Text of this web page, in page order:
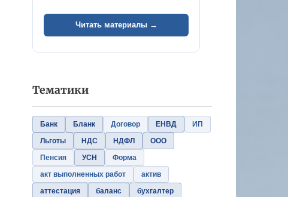
Читать материалы →
Тематики
Банк Бланк Договор ЕНВД
ИП
Льготы
НДС НДФЛ
ООО
Пенсия
УСН
Форма
акт выполненных работ
актив
аттестация
баланс
бухгалтер